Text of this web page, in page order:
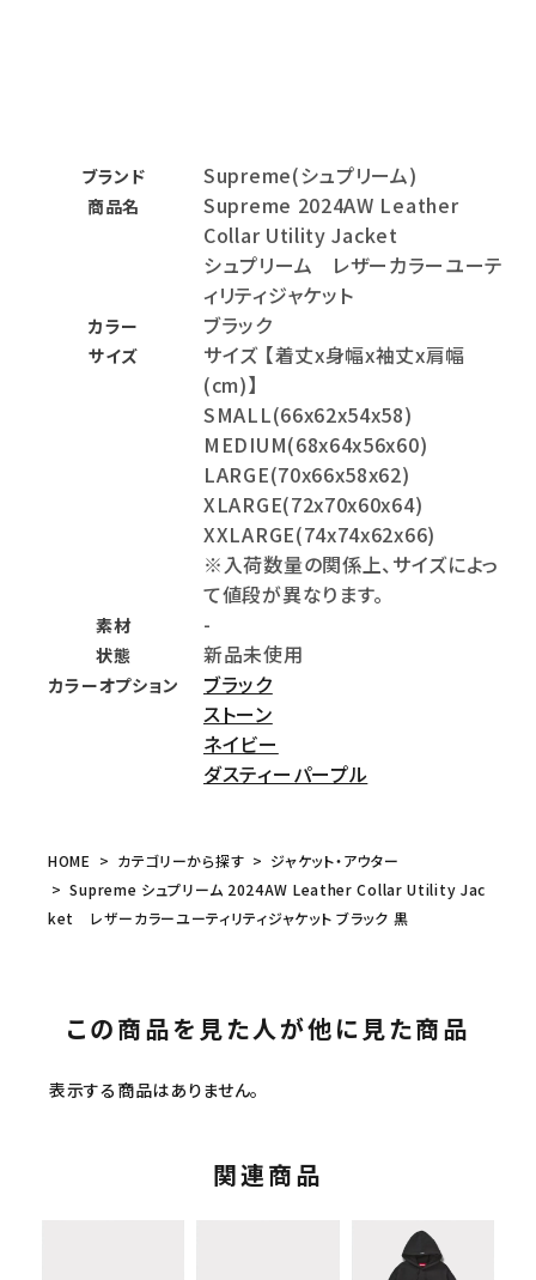
ブランド Supreme(シュプリーム)
商品名
Supreme 2024AW Leather
Collar Utility Jacket
シュプリーム レザーカラーユーテ
ィリティジャケット
カラー ブラック
サイズ
サイズ 【着丈x身幅x袖丈x肩幅
(cm)】
SMALL(66x62x54x58)
MEDIUM(68x64x56x60)
LARGE(70x66x58x62)
XLARGE(72x70x60x64)
XXLARGE(74x74x62x66)
※入荷数量の関係上、サイズによっ
て値段が異なります。
素材 -
状態 新品未使用
カラーオプション
ブラック
ストーン
ネイビー
ダスティーパープル
HOME カテゴリーから探す
ジャケット・アウター
Supreme シュプリーム 2024AW Leather Collar Utility Jac
ket レザーカラーユーティリティジャケット ブラック 黒
この商品を見た人が他に見た商品
表示する商品はありません。
関連商品